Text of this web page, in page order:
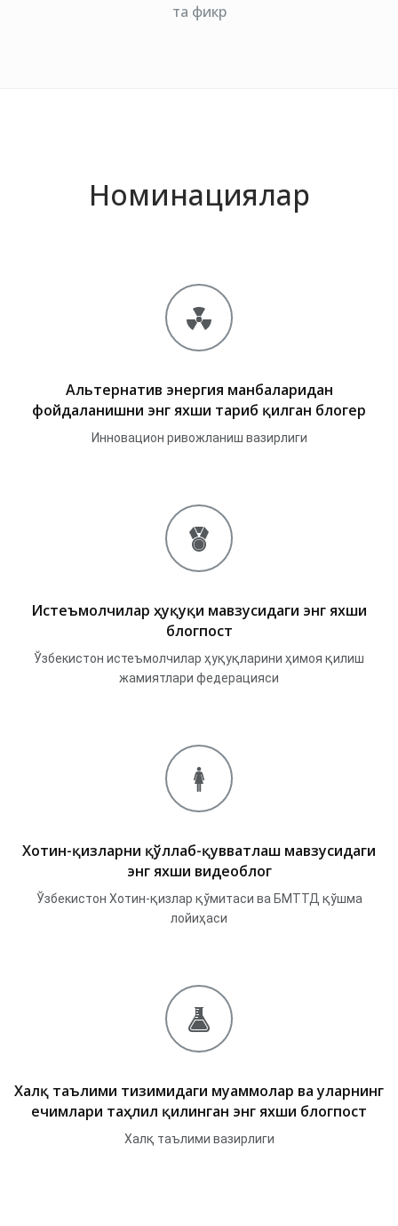
та фикр
Номинациялар
Альтернатив энергия манбаларидан
фойдаланишни энг яхши тарғиб қилган блогер
Инновацион ривожланиш вазирлиги
Истеъмолчилар ҳуқуқи мавзусидаги энг яхши
блогпост
Ўзбекистон истеъмолчилар ҳуқуқларини ҳимоя қилиш
жамиятлари федерацияси
Хотин-қизларни қўллаб-қувватлаш мавзусидаги
энг яхши видеоблог
Ўзбекистон Хотин-қизлар қўмитаси ва БМТТД қўшма
лойиҳаси
Халқ таълими тизимидаги муаммолар ва уларнинг
ечимлари таҳлил қилинган энг яхши блогпост
Халқ таълими вазирлиги